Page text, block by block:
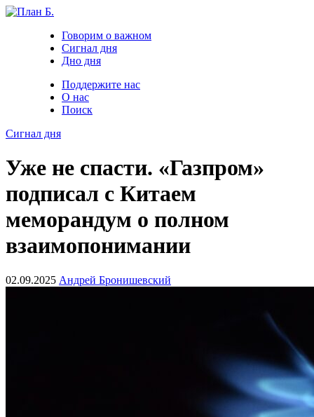
Говорим о важном
Сигнал дня
Дно дня
Поддержите нас
О нас
Поиск
Сигнал дня
Уже не спасти. «Газпром»
подписал с Китаем
меморандум о полном
взаимопонимании
02.09.2025 Андрей Бронишевский